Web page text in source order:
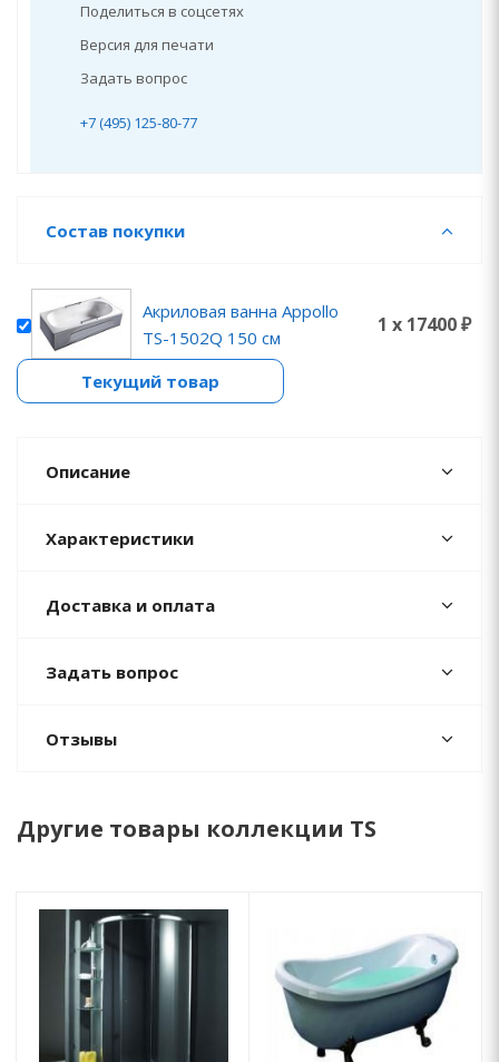
Поделиться в соцсетях
Версия для печати
Задать вопрос
+7 (495) 125-80-77
Состав покупки
Акриловая ванна Appollo
TS-1502Q 150 см
1 x 17400 ₽
Текущий товар
Описание
Характеристики
Доставка и оплата
Задать вопрос
Отзывы
Другие товары коллекции TS